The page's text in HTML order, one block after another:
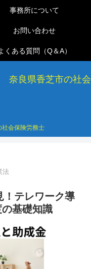
奈良県香芝市の社会
社会保険労務士
事務所について
お問い合わせ
くある質問（Q＆A）
法
！テレワーク導
基礎知識